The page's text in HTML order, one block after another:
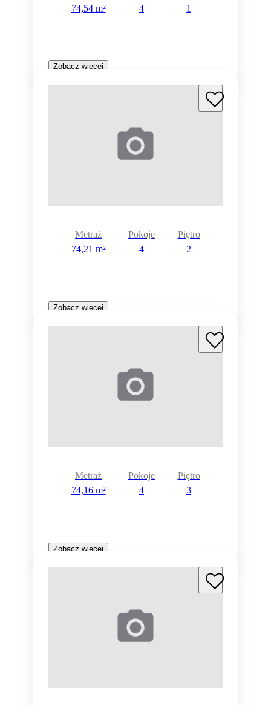
74,54 m²
4
1
Zobacz więcej
Metraż
74,21 m²
Pokoje
4
Piętro
2
Zobacz więcej
Metraż
74,16 m²
Pokoje
4
Piętro
3
Zobacz więcej